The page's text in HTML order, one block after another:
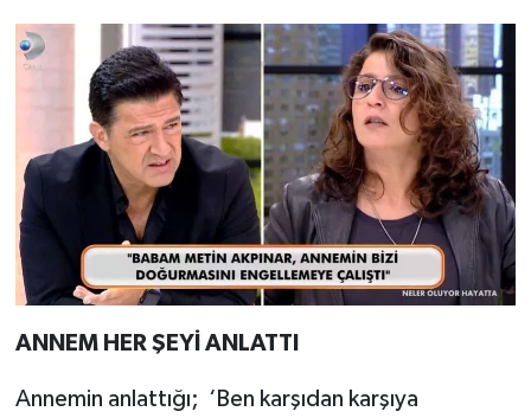
ANNEM HER ŞEYİ ANLATTI
Annemin anlattığı; ‘Ben karşıdan karşıya